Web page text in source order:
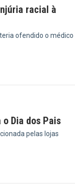
racial à
ofendido o médico
Dia dos Pais
pelas lojas